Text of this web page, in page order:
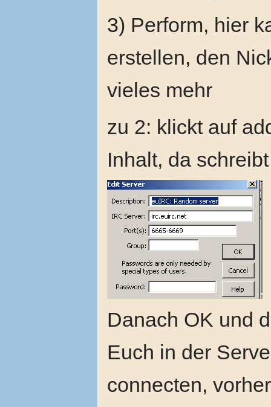
3) Perform, hier
erstellen, den
vieles mehr
zu 2: klickt auf
Inhalt, da
Danach OK und
Euch in der
connecten,